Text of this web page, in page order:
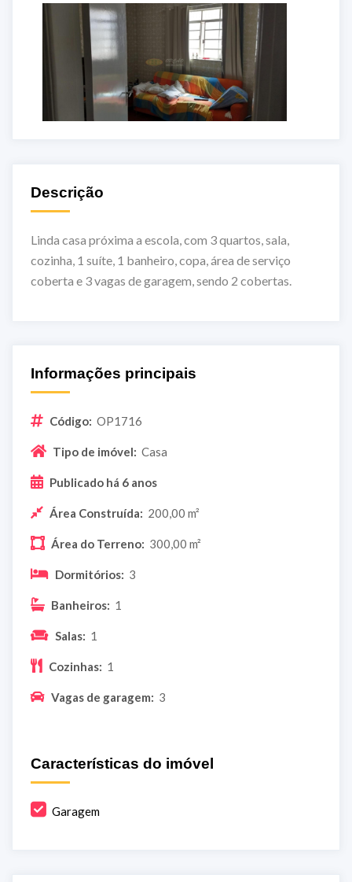
Descrição
Linda casa próxima a escola, com 3 quartos, sala,
cozinha, 1 suíte, 1 banheiro, copa, área de serviço
coberta e 3 vagas de garagem, sendo 2 cobertas.
Informações principais
Código: OP1716
Tipo de imóvel: Casa
Publicado há 6 anos
Área Construída: 200,00 m²
Área do Terreno: 300,00 m²
Dormitórios: 3
Banheiros: 1
Salas: 1
Cozinhas: 1
Vagas de garagem: 3
Características do imóvel
Garagem